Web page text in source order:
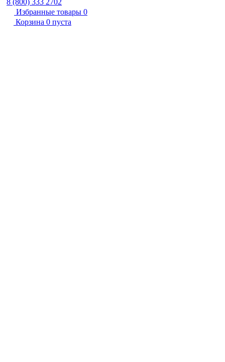
Избранные товары 0
Корзина 0 пуста